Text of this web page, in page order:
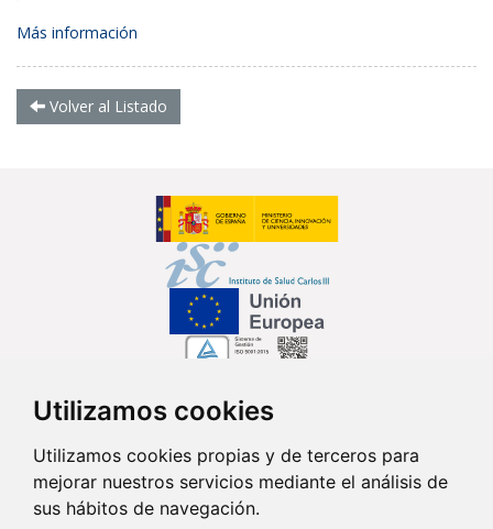
Utilizamos cookies
Utilizamos cookies propias y de terceros para
mejorar nuestros servicios mediante el análisis de
sus hábitos de navegación.
Más información
Volver al Listado
Síguenos en...
Contacto